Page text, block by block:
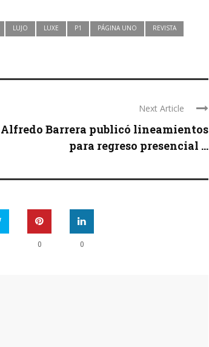
LUJO LUXE P1 PÁGINA UNO
REVISTA
Next Article
Alfredo Barrera publicó lineamientos
para regreso presencial ...
0 0